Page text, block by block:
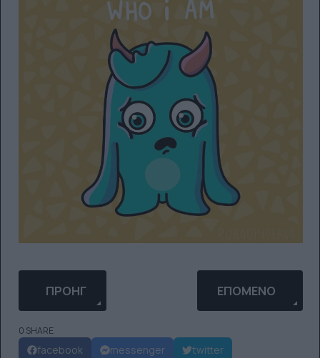
ΠΡΟΗΓΟΎΜΕΝΟ ΆΡΘΡΟ: ΝΈΑ VIRAL ΟΠΤΙΚΉ
ΠΡΟΗΓ ΕΠΌΜΕΝΟ ΆΡΘΡΟ:
ΕΠΌΜΕΝΟ
0 SHARE
facebook messenger
twitter